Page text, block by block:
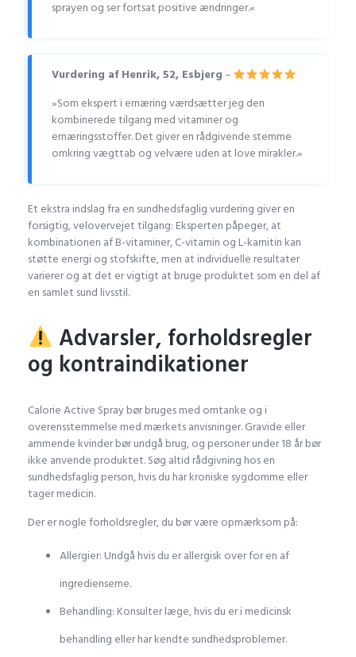
sprayen og ser fortsat positive ændringer.«
Vurdering af Henrik, 52, Esbjerg–
»Som ekspert i ernæring værdsætter jeg den
kombinerede tilgang med vitaminer og
ernæringsstoffer. Det giver en rådgivende stemme
omkring vægttab og velvære uden at love mirakler.«
Et ekstra indslag fra en sundhedsfaglig vurdering giver en
forsigtig, velovervejet tilgang: Eksperten påpeger, at
kombinationen af B-vitaminer, C-vitamin og L-karnitin kan
støtte energi og stofskifte, men at individuelle resultater
varierer og at det er vigtigt at bruge produktet som en del af
en samlet sund livsstil.
Advarsler, forholdsregler
og kontraindikationer
Calorie Active Spray bør bruges med omtanke og i
overensstemmelse med mærkets anvisninger. Gravide eller
ammende kvinder bør undgå brug, og personer under 18 år bør
ikke anvende produktet. Søg altid rådgivning hos en
sundhedsfaglig person, hvis du har kroniske sygdomme eller
tager medicin.
Der er nogle forholdsregler, du bør være opmærksom på:
Allergier: Undgå hvis du er allergisk over for en af
ingredienserne.
Behandling: Konsulter læge, hvis du er i medicinsk
behandling eller har kendte sundhedsproblemer.